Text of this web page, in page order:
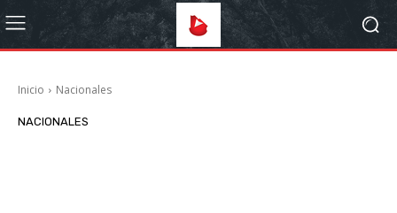
Inicio Nacionales
NACIONALES